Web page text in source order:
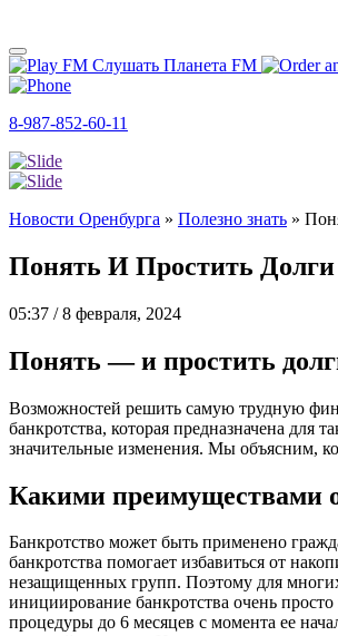
Слушать Планета FM
8-987-852-60-11
Новости Оренбурга » Полезно знать »
Понять И Простить Долги
05:37 / 8 февраля, 2024
Понять — и простить
Возможностей решить самую трудную
банкротства, которая предназначена
значительные изменения. Мы объясним,
Какими преимуществами
Банкротство может быть применено
банкротства помогает избавиться от
незащищенных групп. Поэтому для многих
инициирование банкротства очень
процедуры до 6 месяцев с момента ее